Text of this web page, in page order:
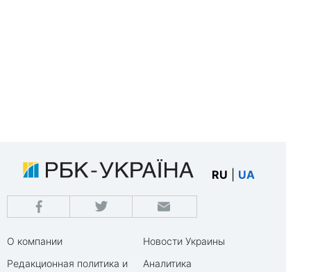
RU UA
О компании
Редакционная политика и
Новости Украины
Аналитика